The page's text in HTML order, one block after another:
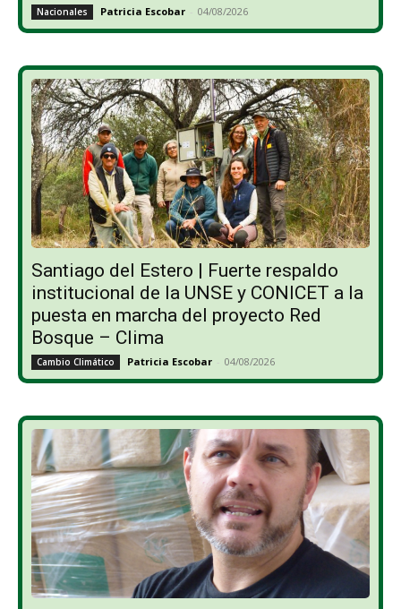
Nacionales Patricia Escobar - 04/08/2026
Santiago del Estero | Fuerte respaldo
institucional de la UNSE y CONICET a la
puesta en marcha del proyecto Red
Bosque – Clima
Cambio Climático Patricia Escobar - 04/08/2026